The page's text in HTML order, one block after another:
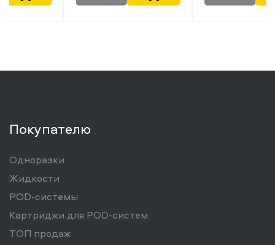
Покупателю
Одноразки
Жидкости
POD-системы
Картриджи для POD-систем
ТОП продаж